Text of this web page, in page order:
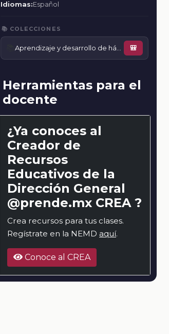
Idiomas:Español
📚 COLECCIONES
📚 🎒
Herramientas para el
docente
¿Ya conoces al
Creador de
Recursos
Educativos de la
Dirección General
@prende.mx CREA ?
Crea recursos para tus clases.
Regístrate en la NEMD aquí.
Conoce al CREA